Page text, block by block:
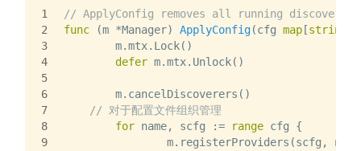
1
2
3
4
5
6
7
8
9
// ApplyConfig removes all running discovery
func
(m *Manager) ApplyConfig(cfg map[string
	m.mtx.Lock()
defer m.mtx.Unlock()
	m.cancelDiscoverers()
// 对于配置文件组织管理
for name, scfg := range cfg {
m.registerProviders(scfg,